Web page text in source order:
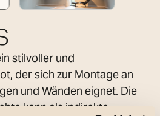
stilvoller und
der sich zur Montage an
und Wänden eignet. Die
kann als indirekte